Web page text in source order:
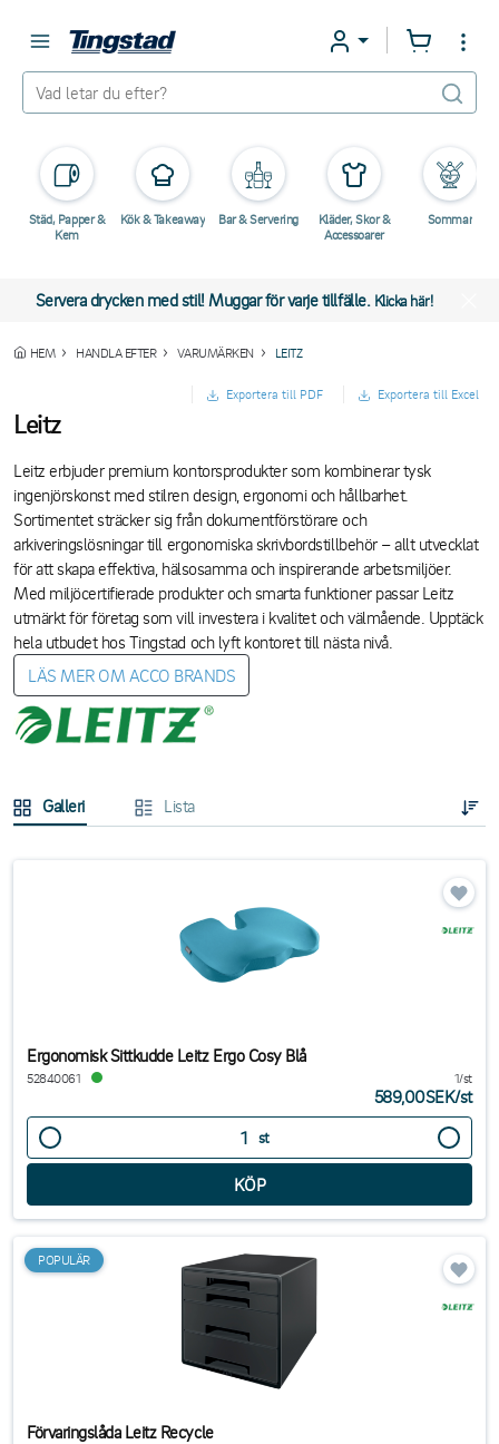
Städ, Papper &
Kem
Kök & Takeaway Bar & Servering
Kläder, Skor &
Accessoarer
Sommar
Servera drycken med stil! Muggar för varje tillfälle. Klicka här!
HEM HANDLA EFTER VARUMÄRKEN LEITZ
Exportera till PDF Exportera till Excel
Leitz
Leitz erbjuder premium kontorsprodukter som kombinerar tysk
ingenjörskonst med stilren design, ergonomi och hållbarhet.
Sortimentet sträcker sig från dokumentförstörare och
arkiveringslösningar till ergonomiska skrivbordstillbehör – allt utvecklat
för att skapa effektiva, hälsosamma och inspirerande arbetsmiljöer.
Med miljöcertifierade produkter och smarta funktioner passar Leitz
utmärkt för företag som vill investera i kvalitet och välmående. Upptäck
hela utbudet hos Tingstad och lyft kontoret till nästa nivå.
LÄS MER OM ACCO BRANDS
Galleri Lista
Ergonomisk Sittkudde Leitz Ergo Cosy Blå
52840061 1/st
589,00SEK/st
st
POPULÄR
Förvaringslåda Leitz Recycle